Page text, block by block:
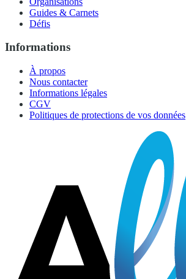
Guides & Carnets
Défis
Informations
À propos
Nous contacter
Informations légales
CGV
Politiques de protections de vos données